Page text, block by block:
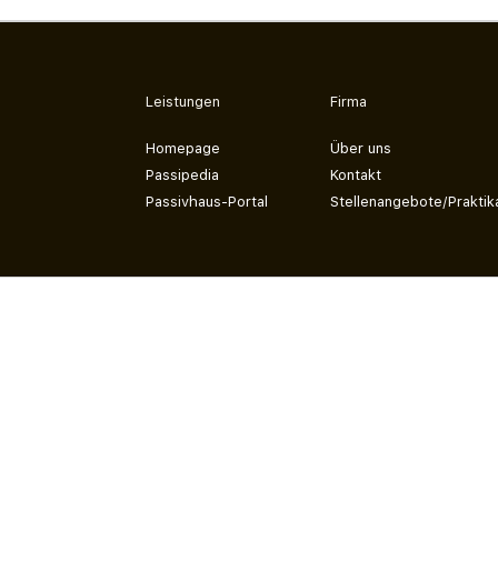
Leistungen
Homepage
Passipedia
Passivhaus-Portal
Firma
Über uns
Kontakt
Stellenangebote/